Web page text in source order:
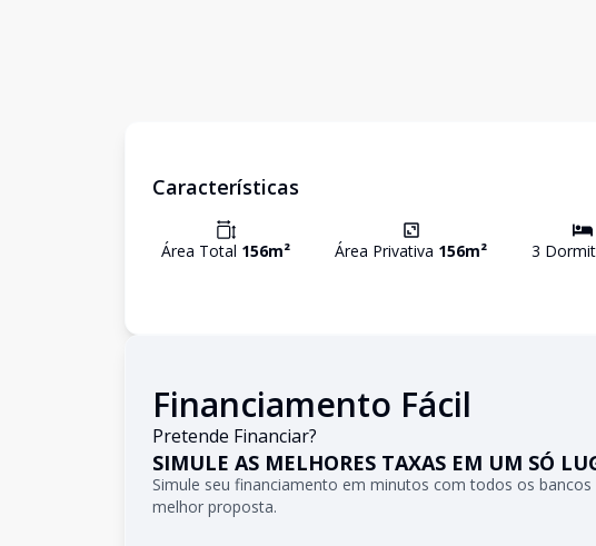
Características
Área Total 156m² Área Privativa 156m² 3
Financiamento Fácil
Pretende Financiar?
SIMULE AS MELHORES TAXAS EM UM SÓ
Simule seu financiamento em minutos com todos os bancos
melhor proposta.